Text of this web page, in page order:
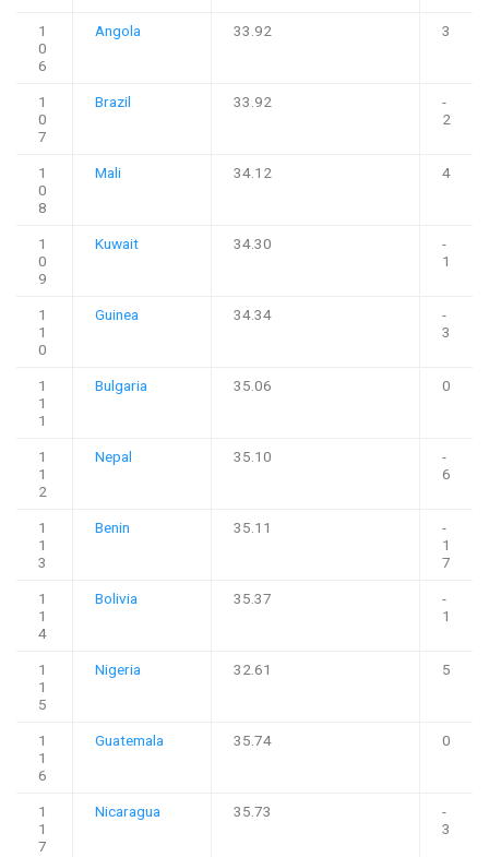
1
0
6
Angola 33.92 3
1
0
7
Brazil 33.92
-
2
1
0
8
Mali 34.12 4
1
0
9
Kuwait 34.30
-
1
1
1
0
Guinea 34.34
-
3
1
1
1
Bulgaria 35.06 0
1
1
2
Nepal 35.10
-
6
1
1
3
Benin 35.11
-
1
7
1
1
4
Bolivia 35.37
-
1
1
1
5
Nigeria 32.61 5
1
1
6
Guatemala 35.74 0
1
1
7
Nicaragua 35.73
-
3